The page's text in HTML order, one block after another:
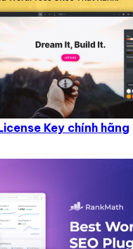
Key chính hãng